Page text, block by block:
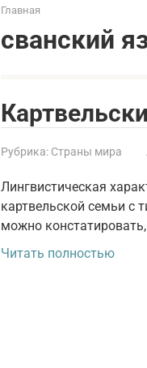
Главная
сванский
Рубрика: Страны мира
Лингвистическая
картвельской семьи с
можно
Читать полностью